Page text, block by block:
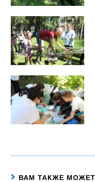
ВАМ ТАКЖЕ